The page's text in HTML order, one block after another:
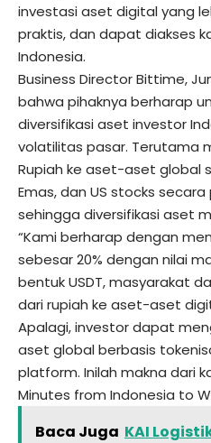
investasi aset digital yang
praktis, dan dapat diakses
Indonesia.
Business Director Bittime,
bahwa pihaknya berharap
diversifikasi aset investor
volatilitas pasar. Terutama
Rupiah ke aset-aset global
Emas, dan US stocks
sehingga diversifikasi aset
“Kami berharap dengan
sebesar 20% dengan nilai
bentuk USDT, masyarakat
dari rupiah ke aset-aset
Apalagi, investor dapat
aset global berbasis
platform. Inilah makna dari
Minutes from Indonesia to
Baca Juga KAI